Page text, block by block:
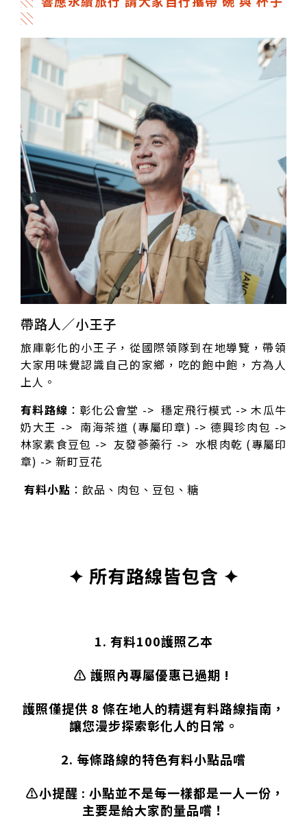
░
帶路人／小王子
旅庫彰化的小王子，從國際領隊到在地導覽，帶領
大家用味覺認識自己的家鄉，吃的飽中飽，方為人
上人。
有料路線 ：彰化公會堂 -> 穩定飛行模式 -> 木瓜牛
奶大王 -> 南海茶道 (專屬印章) -> 德興珍肉包 ->
林家素食豆包 -> 友發蔘藥行 -> 水根肉乾 (專屬印
章) -> 新町豆花
有料小點 ：飲品、肉包、豆包、糖
✦ 所有路線皆包含 ✦
1. 有料100護照乙本
⚠️ 護照內專屬優惠已過期 !
護照僅提供 8 條在地人的精選有料路線指南，
讓您漫步探索彰化人的日常。
2. 每條路線的特色有料小點品嚐
⚠️小提醒 : 小點並不是每一樣都是一人一份，
主要是給大家酌量品嚐！